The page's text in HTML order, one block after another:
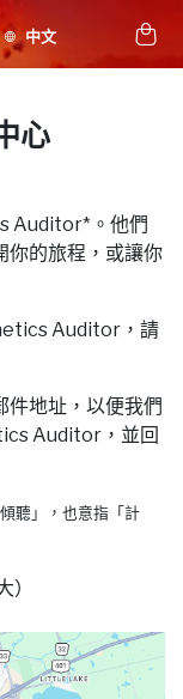
心
Auditor*。他們
你的旅程，或讓你
Auditor，請
件地址，以便我們
Auditor，並回
聽」，也意指「計